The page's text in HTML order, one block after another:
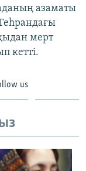
азаматы
мерт
кетті.
us